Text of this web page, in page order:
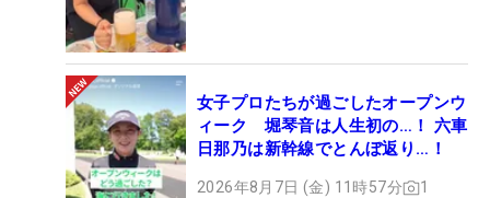
女子プロたちが過ごしたオープンウ
ィーク 堀琴音は人生初の…！ 六車
日那乃は新幹線でとんぼ返り…！
2026年8月7日 (金) 11時57分 1